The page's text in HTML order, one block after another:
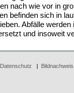
nach wie vor in
befinden sich in
Abfälle
und insoweit
Datenschutz Bildnachweis